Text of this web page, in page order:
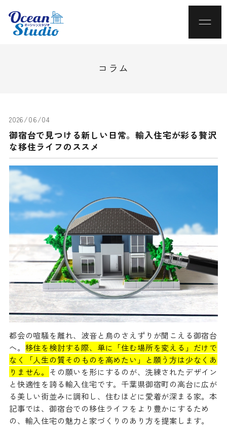
コラム
2026/06/04
御宿台で見つける新しい日常。輸入住宅が彩る贅沢
な移住ライフのススメ
都会の喧騒を離れ、波音と鳥のさえずりが聞こえる御宿台
へ。 移住を検討する際、単に「住む場所を変える」だけで
なく「人生の質そのものを高めたい」と願う方は少なくあ
りません。 その願いを形にするのが、洗練されたデザイン
と快適性を誇る輸入住宅です。千葉県御宿町の高台に広が
る美しい街並みに調和し、住むほどに愛着が深まる家。本
記事では、御宿台での移住ライフをより豊かにするため
の、輸入住宅の魅力と家づくりのあり方を提案します。